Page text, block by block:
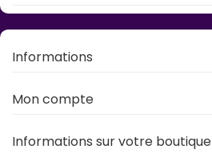
Informations
Mon compte
Informations sur votre boutique